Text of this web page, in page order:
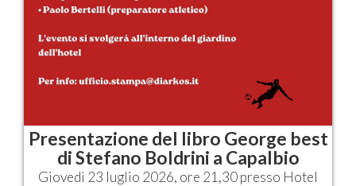
Presentazione del libro George best
di Stefano Boldrini a Capalbio
Giovedì 23 luglio 2026, ore 21,30 presso Hotel